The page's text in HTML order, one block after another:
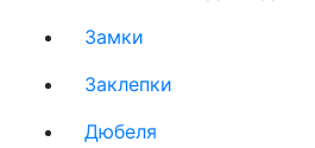
Замки
Заклепки
Дюбеля